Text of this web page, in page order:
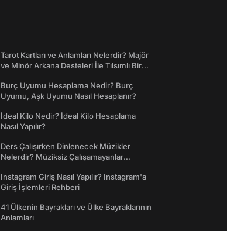
Tarot Kartları ve Anlamları Nelerdir? Majör
ve Minör Arkana Desteleri İle Tılsımlı Bir
Burç Uyumu Hesaplama Nedir? Burç
Uyumu, Aşk Uyumu Nasıl Hesaplanır?
İdeal Kilo Nedir? İdeal Kilo Hesaplama
Nasıl Yapılır?
Ders Çalışırken Dinlenecek Müzikler
Nelerdir? Müziksiz Çalışamayanlar
Instagram Giriş Nasıl Yapılır? Instagram'a
Giriş İşlemleri Rehberi
41 Ülkenin Bayrakları ve Ülke Bayraklarının
Anlamları